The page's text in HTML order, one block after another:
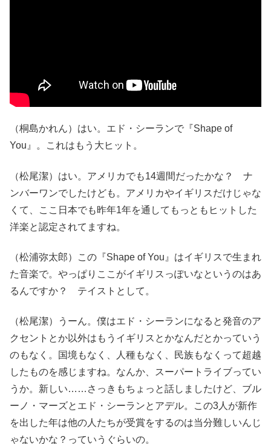
（桐島かれん）はい。エド・シーランで『Shape of
You』。これはもう大ヒット。
（松尾潔）はい。アメリカでも14週間だったかな？ ナ
ンバーワンでしたけども。アメリカやイギリスだけじゃな
くて、ここ日本でも昨年1年を通してもっともヒットした
洋楽と認定されてますね。
（松浦弥太郎）この『Shape of You』はイギリスで生まれ
た音楽で。やっぱりここがイギリスっぽいなというのはあ
るんですか？ テイストとして。
（松尾潔）うーん。僕はエド・シーランになると発音のア
クセントとか以外はもうイギリスとかなんだとかっていう
のもなく。国境もなく、人種もなく、民族もなくって超越
したものを感じますね。なんか、スーパートライブってい
うか。新しい……さっきもちょっと話しましたけど、ブル
ーノ・マーズとエド・シーランとアデル。この3人が新作
を出した年は他の人たちが受賞をするのは当分難しいんじ
ゃないかな？っていうぐらいの。